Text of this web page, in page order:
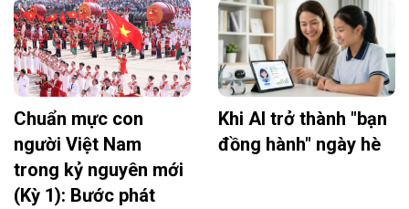
Chuẩn mực con
người Việt Nam
trong kỷ nguyên mới
(Kỳ 1): Bước phát
Khi AI trở thành "bạn
đồng hành" ngày hè